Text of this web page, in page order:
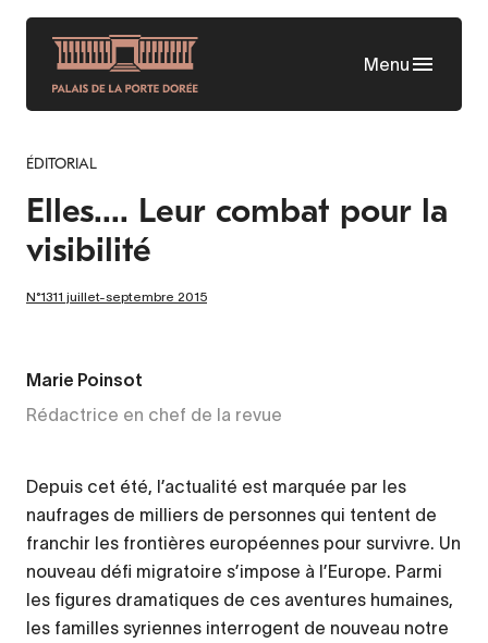
Aller
contenu
principal
Menu
ÉDITORIAL
Elles.... Leur combat pour la
visibilité
N°1311 juillet-septembre 2015
Marie Poinsot
Rédactrice en chef de la revue
Depuis cet été, l’actualité est marquée par les
naufrages de milliers de personnes qui tentent de
franchir les frontières européennes pour survivre. Un
nouveau défi migratoire s’impose à l’Europe. Parmi
les figures dramatiques de ces aventures humaines,
les familles syriennes interrogent de nouveau notre